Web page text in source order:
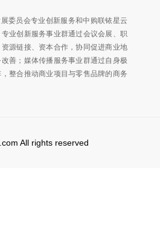
委员会专业创新服务和中购联铱星云
业创新服务事业群通过会议会展、职
源链接、资本合作，协同促进商业地
善；媒体传播服务事业群通过自身极
整合推动商业项目与零售品牌的商务
All rights reserved